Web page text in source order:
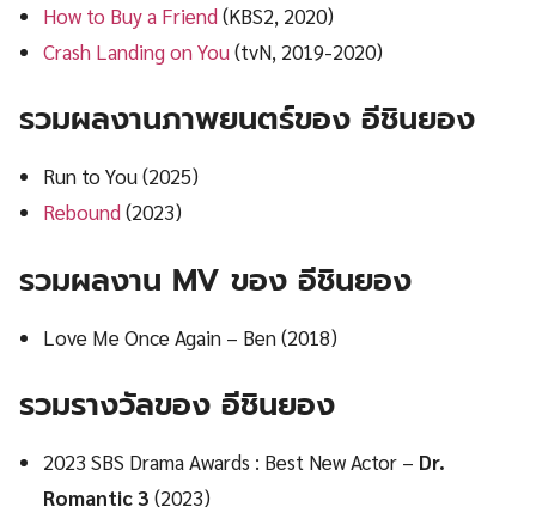
How to Buy a Friend(KBS2, 2020)
Crash Landing on You(tvN, 2019-2020)
รวมผลงานภาพยนตร์ของ อีชินยอง
Run to You (2025)
Rebound(2023)
รวมผลงาน MV ของ อีชินยอง
Love Me Once Again – Ben (2018)
รวมรางวัลของ อีชินยอง
2023 SBS Drama Awards : Best New Actor – Dr.
Romantic 3(2023)